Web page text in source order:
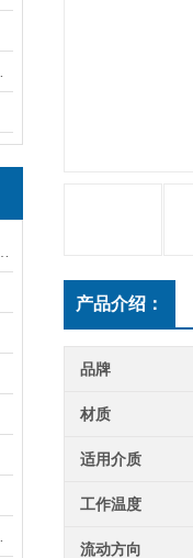
产品介绍：
品牌
材质
适用介质
工作温度
流动方向